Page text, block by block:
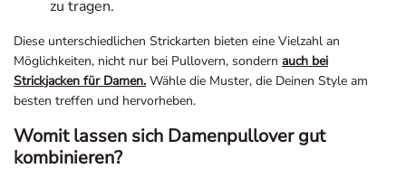
Möglichkeiten, nicht nur bei Pullovern, sondernauch bei
Strickjacken für Damen.Wähle die Muster, die Deinen Style am
besten treffen und hervorheben.
kombinieren?
Abhängig von der Art und dem Schnitt des Pullovers gibt es